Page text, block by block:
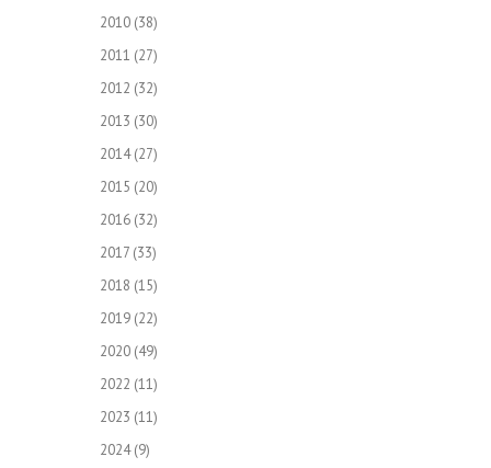
2010 (38)
2011 (27)
2012 (32)
2013 (30)
2014(27)
2015 (20)
2016 (32)
2017 (33)
2018 (15)
2019 (22)
2020 (49)
2022 (11)
2023 (11)
2024(9)